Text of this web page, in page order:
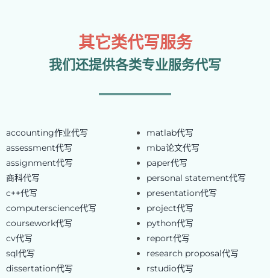
其它类代写服务
我们还提供各类专业服务代写
accounting作业代写
assessment代写
assignment代写
商科代写
c++代写
computerscience代写
coursework代写
cv代写
sql代写
dissertation代写
matlab代写
mba论文代写
paper代写
personal statement代写
presentation代写
project代写
python代写
report代写
research proposal代写
rstudio代写